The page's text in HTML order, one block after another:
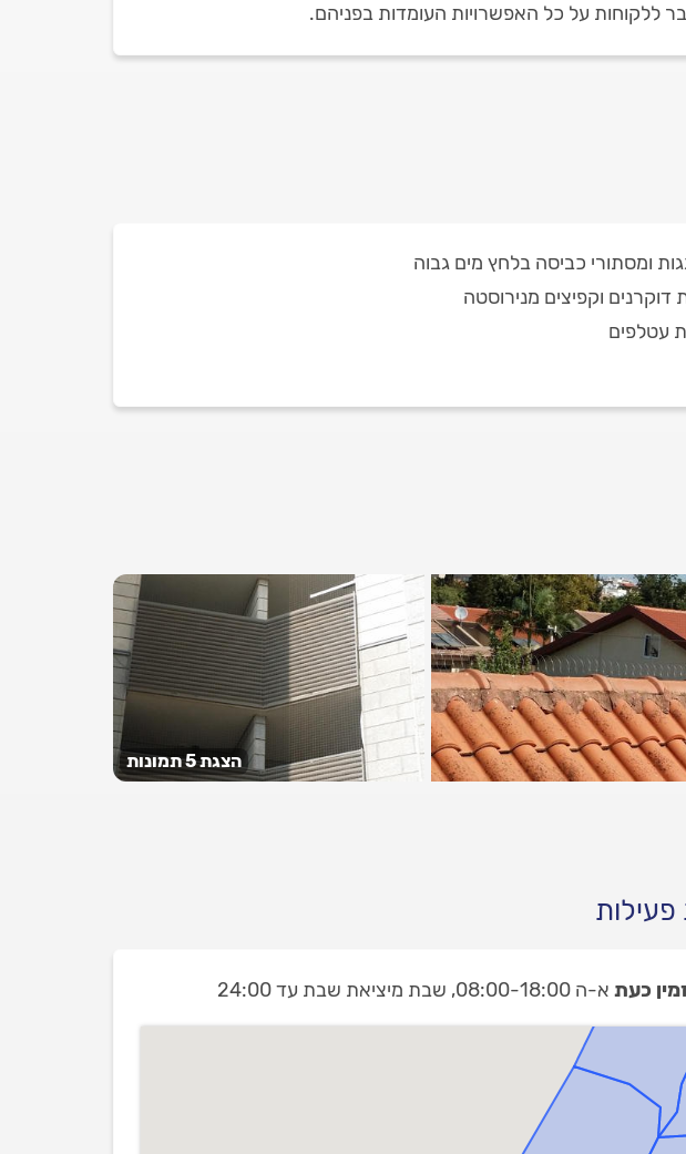
ללקוחות על כל האפשרויות העומדות בפניהם.
גגות ומסתורי כביסה בלחץ מים גבוה
וקפיצים מנירוסטה
עטלפים
הצגת 5 תמונות
כעת א-ה 08:00-18:00, שבת מיציאת שבת עד 24:00